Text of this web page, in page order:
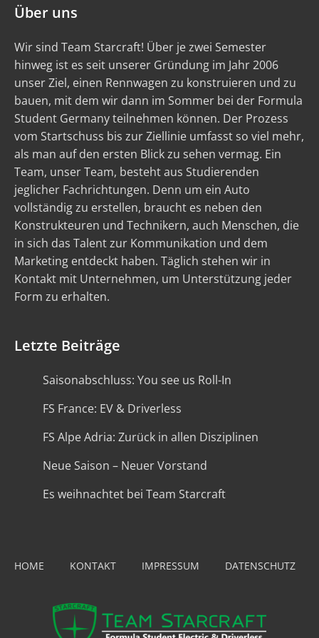
Über uns
Wir sind Team Starcraft! Über je zwei Semester
hinweg ist es seit unserer Gründung im Jahr 2006
unser Ziel, einen Rennwagen zu konstruieren und zu
bauen, mit dem wir dann im Sommer bei der Formula
Student Germany teilnehmen können. Der Prozess
vom Startschuss bis zur Ziellinie umfasst so viel mehr,
als man auf den ersten Blick zu sehen vermag. Ein
Team, unser Team, besteht aus Studierenden
jeglicher Fachrichtungen. Denn um ein Auto
vollständig zu erstellen, braucht es neben den
Konstrukteuren und Technikern, auch Menschen, die
in sich das Talent zur Kommunikation und dem
Marketing entdeckt haben. Täglich stehen wir in
Kontakt mit Unternehmen, um Unterstützung jeder
Form zu erhalten.
Letzte Beiträge
Saisonabschluss: You see us Roll-In
FS France: EV & Driverless
FS Alpe Adria: Zurück in allen Disziplinen
Neue Saison – Neuer Vorstand
Es weihnachtet bei Team Starcraft
HOME KONTAKT IMPRESSUM DATENSCHUTZ